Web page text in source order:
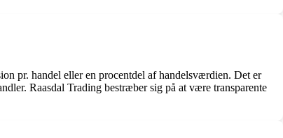
pr. handel eller en procentdel af handelsværdien. Det er
Raasdal Trading bestræber sig på at være transparente